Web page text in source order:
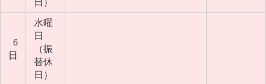
日）
6
日
水曜
日
（振
替休
日）